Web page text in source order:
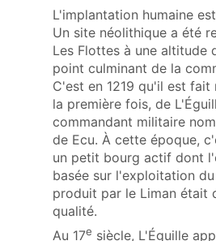
L'implantation humaine
Un site néolithique a été
Les Flottes à une altitude
point culminant de la
C'est en 1219 qu'il est fait
la première fois, de
commandant militaire
de Ecu. À cette époque,
un petit bourg actif dont
basée sur l'exploitation
produit par le Liman était
qualité.
Au 17e siècle, L'Éguille